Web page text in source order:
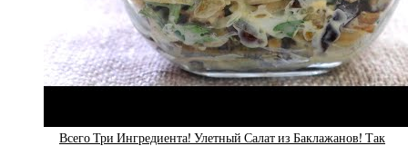
Всего Три Ингредиента! Улетный Салат из Баклажанов! Так